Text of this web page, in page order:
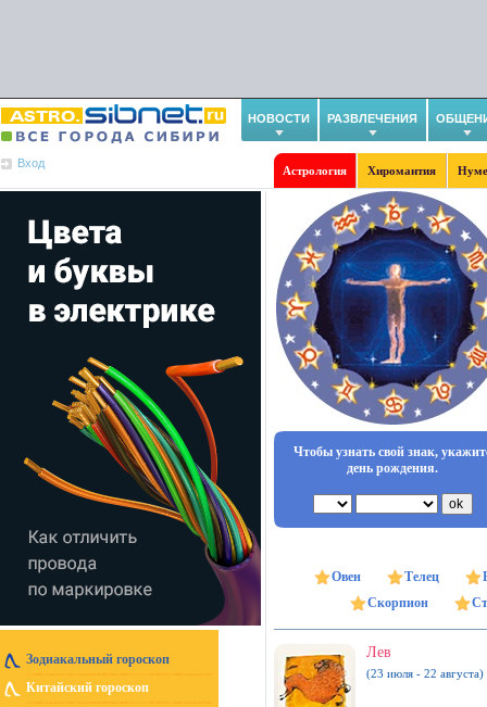
НОВОСТИ РАЗВЛЕЧЕНИЯ
Вход
Астрология Хиромантия
Зодиакальный гороскоп
Китайский гороскоп
Чтобы узнать свой знак,
день рождения.
Овен Телец
Скорпион
Лев
(23 июля - 22 августа)